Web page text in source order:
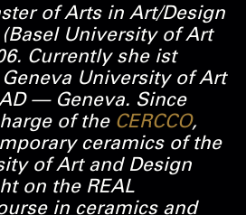
of Arts in Art/Design
University of Art
Currently she ist
University of Art
— Geneva. Since
of the CERCCO,
ceramics of the
of Art and Design
on the REAL
in ceramics and